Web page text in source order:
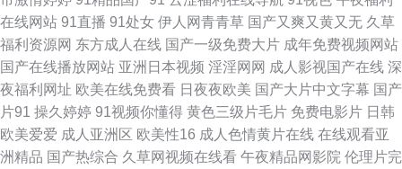
91社在线视频 超碰丁香 国民内射视频 美女十次啦色 天天艹艹 91华人精品在
线 超碰自p拍 黑人激情影院 欧美黑人天堂网 四虎黄一级片 51视频偷拍 白丝
学姐自慰 国产亚洲一A 男女91上 午夜剧场欧美 91最新国产视频 福利社毛片
久久av人体电影 青青草综合 五月花综合网 91九色拳交 肏屄大神 国产影院一
在线网站 91直播 91处女 伊人网青青草 国产又爽又黄又无 久草
福利资源网 东方成人在线 国产一级免费大片 成年免费视频网站
国产在线播放网站 亚洲日本视频 淫淫网网 成人影视国产在线 深
夜福利网址 欧美在线免费看 日夜夜欧美 国产大片中文字幕 国产
片91 操久婷婷 91视频你懂得 黄色三级片毛片 免费电影片 日韩
欧美爱爱 成人亚洲区 欧美性16 成人色情黄片在线 在线观看亚
洲精品 国产热综合 久草网视频在线看 午夜精品网影院 伦理片完